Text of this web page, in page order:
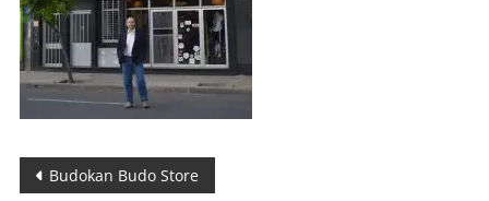
Navegación
Budokan Budo Store